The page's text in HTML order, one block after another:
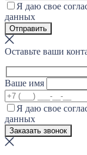
Я даю свое
данных
Оставьте ваши
Ваше имя
Я даю свое
данных